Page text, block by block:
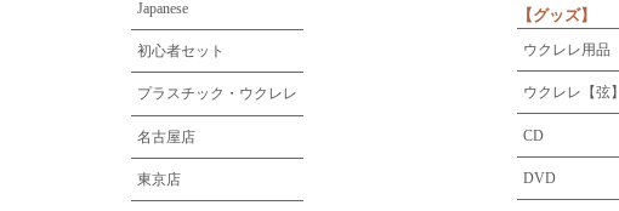
Japanese
初心者セット
プラスチック・ウクレレ
名古屋店
東京店
【グッズ】
ウクレレ用品
ウクレレ【弦】
CD
DVD